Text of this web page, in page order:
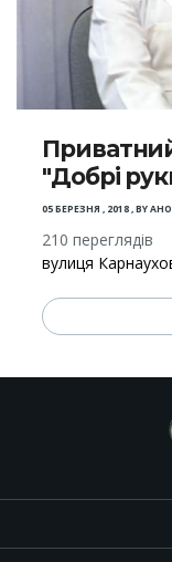
"Добрі
05 БЕРЕЗНЯ , 2018,BY
210 переглядів
вулиця